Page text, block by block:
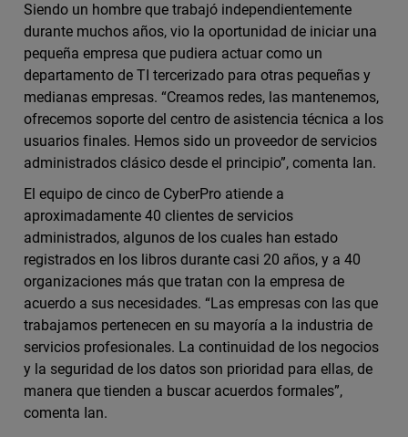
Siendo un hombre que trabajó independientemente
durante muchos años, vio la oportunidad de iniciar una
pequeña empresa que pudiera actuar como un
departamento de TI tercerizado para otras pequeñas y
medianas empresas. “Creamos redes, las mantenemos,
ofrecemos soporte del centro de asistencia técnica a los
usuarios finales. Hemos sido un proveedor de servicios
administrados clásico desde el principio”, comenta Ian.
El equipo de cinco de CyberPro atiende a
aproximadamente 40 clientes de servicios
administrados, algunos de los cuales han estado
registrados en los libros durante casi 20 años, y a 40
organizaciones más que tratan con la empresa de
acuerdo a sus necesidades. “Las empresas con las que
trabajamos pertenecen en su mayoría a la industria de
servicios profesionales. La continuidad de los negocios
y la seguridad de los datos son prioridad para ellas, de
manera que tienden a buscar acuerdos formales”,
comenta Ian.